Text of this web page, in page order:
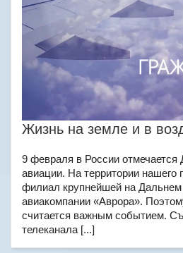
Жизнь на земле и в
9 февраля в России отмечается
авиации. На территории нашего
филиал крупнейшей на Дальнем
авиакомпании «Аврора».
считается важным событием.
телеканала [...]